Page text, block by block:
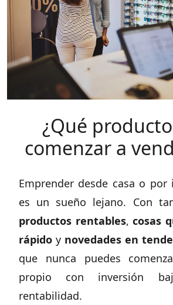
¿Qué
comenzar a
Emprender desde casa o
es un sueño lejano. Con
productos rentables,cosas
rápido y novedades en
que nunca puedes
propio con inversión
rentabilidad.